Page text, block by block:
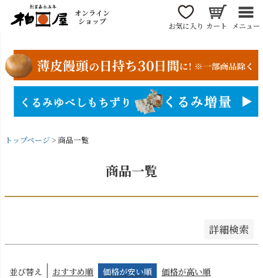
オンライン
ショップ
お気に入り カート メニュー
トップページ 商品一覧
商品一覧
詳細検索
商品番号/JANコード
並び順
新着順
登録順
価格が安い順
価格が高い順
キーワードヒット順
並び替え おすすめ順 価格が安い順 価格が高い順